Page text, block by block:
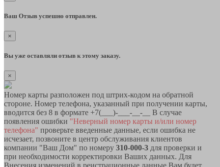
Ваш Отзыв успешно отправлен.
×
Вы уже оставляли отзыв к этому заказу.
×
Номер карты разположен под штрих-кодом на обратной
стороне. Номер телефона, указанный при получении карты,
вводится без 8 в формате +7(___)-___-__-__ В случае
появления ошибки "Неверный номер карты и/или номер
телефона" проверьте введенные данные, если ошибка не
исчезает, позвоните в центр обслуживания клиентов
компании "Ваш Дом" по номеру 310-000-3 для проверки и
при необходимости корректировки Ваших данных. Для